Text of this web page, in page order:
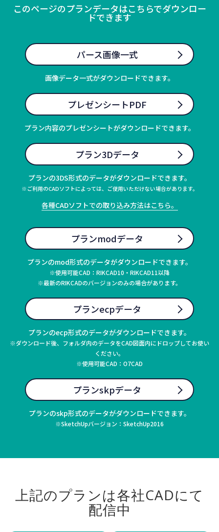
このページのプランデータはこちらでダウンロー
ドできます
パース画像一式
画像データ一式がダウンロードできます。
プレゼンシートPDF
プラン内容のプレゼンシートがダウンロードできます。
プラン3Dデータ
プランの3DS形式のデータがダウンロードできます。
※ご利用のCADソフトによっては、ご使用いただけない場合があります。
各種CADソフトでの取り込み方法はこちら。
プランmodデータ
プランのmod形式のデータがダウンロードできます。
※使用可能CAD：RIKCAD10・RIKCAD11以降
※最新のRIKCADのバージョンのみの場合があります。
プランecpデータ
プランのecp形式のデータがダウンロードできます。
※ダウンロード後、フォルダ内のデータをCAD図面内にドロップしてお使い
ください。
※使用可能CAD：O7CAD
プランskpデータ
プランのskp形式のデータがダウンロードできます。
※SketchUpバージョン：SketchUp2016
上記のプランは各社CADにて
配信中